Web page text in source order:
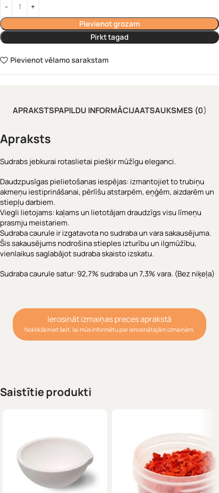
Pievienot grozam
Pirkt tagad
Pievienot vēlamo sarakstam
APRAKSTSPAPILDU INFORMĀCIJAATSAUKSMES (0)
Apraksts
Sudrabs jebkurai rotaslietai piešķir mūžīgu eleganci.
Daudzpusīgas pielietošanas iespējas: izmantojiet to trubiņu
akmeņu iestiprināšanai, pērlīšu atstarpēm, eņģēm, aizdarēm un
stiepļu darbiem.
Viegli lietojams: kaļams un lietotājam draudzīgs visu līmeņu
prasmju meistariem.
Sudraba caurule ir izgatavota no sudraba un vara sakausējuma.
Šis sakausējums nodrošina stieples izturību un ilgmūžību,
vienlaikus saglabājot sudraba skaisto izskatu.
Sudraba caurule satur: 92,7% sudraba un 7,3% vara. (Bez niķeļa)
Ierosināt izmaiņas preces aprakstā
Noklikšķiniet šeit, lai mūs informētu par ierosinātajām izmaiņām.
Saistītie produkti